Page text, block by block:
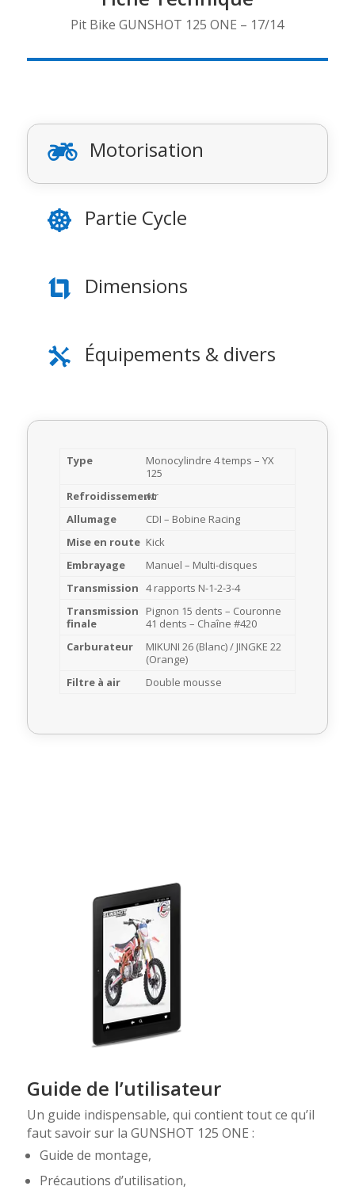
Pit Bike GUNSHOT 125 ONE – 17/14
 Motorisation
 Partie Cycle
 Dimensions
 Équipements & divers
Type
Monocylindre 4 temps – YX
125
Refroidissement
Air
Allumage
CDI – Bobine Racing
Mise en route Kick
Embrayage
Manuel – Multi-disques
Transmission 4 rapports N-1-2-3-4
Transmission
finale
Pignon 15 dents – Couronne
41 dents – Chaîne #420
Carburateur
MIKUNI 26 (Blanc) / JINGKE 22
(Orange)
Filtre à air
Double mousse
Guide de l’utilisateur
Un guide indispensable, qui contient tout ce qu’il
faut savoir sur la GUNSHOT 125 ONE :
Guide de montage,
Précautions d’utilisation,